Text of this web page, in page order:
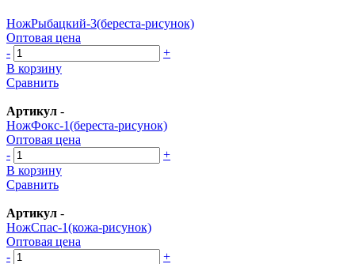
НожРыбацкий-3(береста-рисунок)
Оптовая цена
-
+
В корзину
Сравнить
Артикул -
НожФокс-1(береста-рисунок)
Оптовая цена
-
+
В корзину
Сравнить
Артикул -
НожСпас-1(кожа-рисунок)
Оптовая цена
-
+